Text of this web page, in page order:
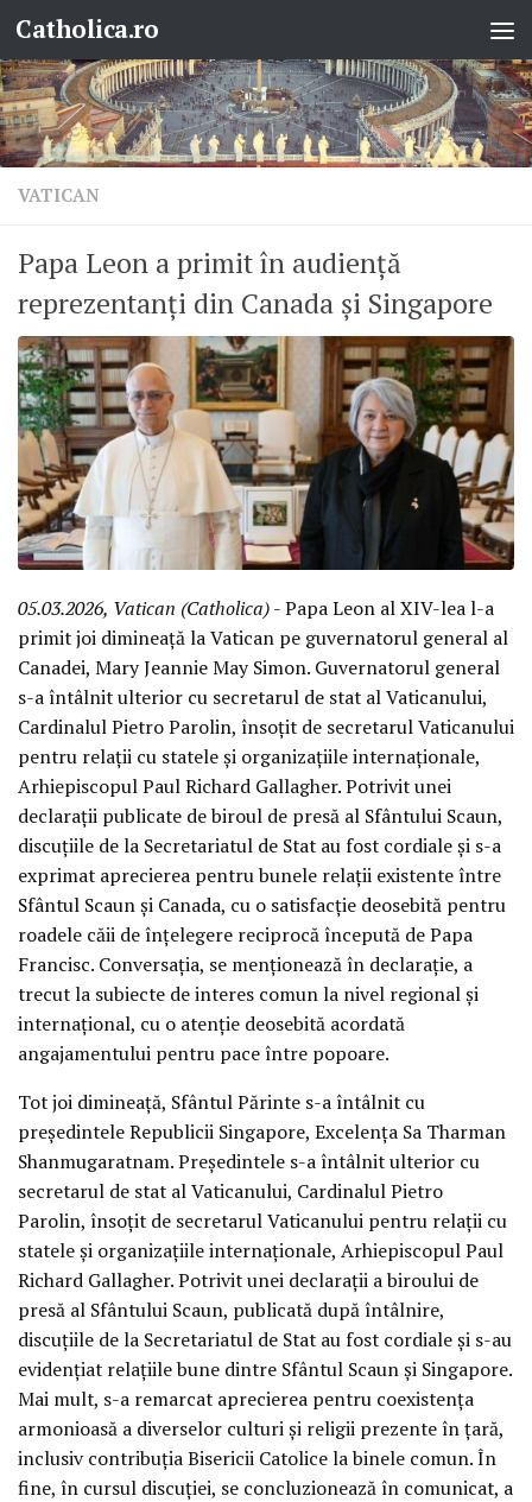
Skip to content
Catholica.ro
VATICAN
Papa Leon a primit în audiență
reprezentanți din Canada și Singapore
05.03.2026, Vatican (Catholica)- Papa Leon al XIV-lea l-a
primit joi dimineață la Vatican pe guvernatorul general al
Canadei, Mary Jeannie May Simon. Guvernatorul general
s-a întâlnit ulterior cu secretarul de stat al Vaticanului,
Cardinalul Pietro Parolin, însoțit de secretarul Vaticanului
pentru relații cu statele și organizațiile internaționale,
Arhiepiscopul Paul Richard Gallagher. Potrivit unei
declarații publicate de biroul de presă al Sfântului Scaun,
discuțiile de la Secretariatul de Stat au fost cordiale și s-a
exprimat aprecierea pentru bunele relații existente între
Sfântul Scaun și Canada, cu o satisfacție deosebită pentru
roadele căii de înțelegere reciprocă începută de Papa
Francisc. Conversația, se menționează în declarație, a
trecut la subiecte de interes comun la nivel regional și
internațional, cu o atenție deosebită acordată
angajamentului pentru pace între popoare.
Tot joi dimineață, Sfântul Părinte s-a întâlnit cu
președintele Republicii Singapore, Excelența Sa Tharman
Shanmugaratnam. Președintele s-a întâlnit ulterior cu
secretarul de stat al Vaticanului, Cardinalul Pietro
Parolin, însoțit de secretarul Vaticanului pentru relații cu
statele și organizațiile internaționale, Arhiepiscopul Paul
Richard Gallagher. Potrivit unei declarații a biroului de
presă al Sfântului Scaun, publicată după întâlnire,
discuțiile de la Secretariatul de Stat au fost cordiale și s-au
evidențiat relațiile bune dintre Sfântul Scaun și Singapore.
Mai mult, s-a remarcat aprecierea pentru coexistența
armonioasă a diverselor culturi și religii prezente în țară,
inclusiv contribuția Bisericii Catolice la binele comun. În
fine, în cursul discuției, se concluzionează în comunicat, a